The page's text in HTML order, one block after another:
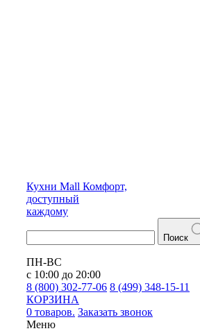
Кухни Mall Комфорт,
доступный
каждому
Поиск
ПН-ВС
с 10:00 до 20:00
8 (800) 302-77-06 8 (499) 348-15-11
КОРЗИНА
0 товаров. Заказать звонок
Меню